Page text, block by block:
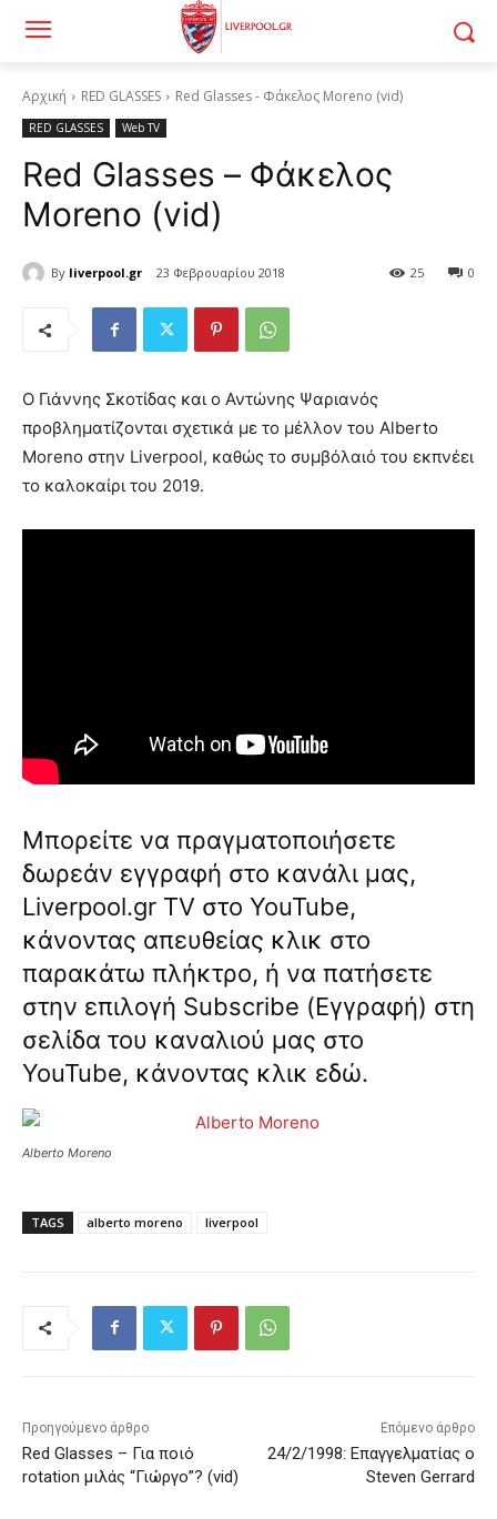
Αρχική RED GLASSES Red Glasses - Φάκελος Moreno (vid)
RED GLASSES Web TV
Red Glasses – Φάκελος
Moreno (vid)
By liverpool.gr 23 Φεβρουαρίου 2018 0
25
O Γιάννης Σκοτίδας και ο Αντώνης Ψαριανός
προβληματίζονται σχετικά με το μέλλον του Alberto
Moreno στην Liverpool, καθώς το συμβόλαιό του εκπνέει
το καλοκαίρι του 2019.
Μπορείτε να πραγματοποιήσετε
δωρεάν εγγραφή στο κανάλι μας,
Liverpool.gr TV στο YouTube,
κάνοντας απευθείας κλικ στο
παρακάτω πλήκτρο, ή να πατήσετε
στην επιλογή Subscribe (Εγγραφή) στη
σελίδα του καναλιού μας στο
YouTube, κάνοντας κλικ εδώ.
Alberto Moreno
TAGS alberto moreno liverpool
Προηγούμενο άρθρο
Red Glasses – Για ποιό
rotation μιλάς “Γιώργο”? (vid)
Επόμενο άρθρο
24/2/1998: Επαγγελματίας ο
Steven Gerrard